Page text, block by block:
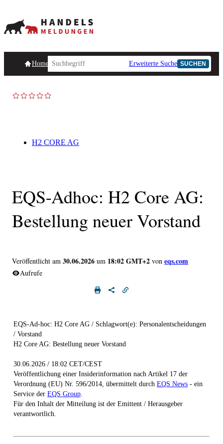
HomepageHandelsmeldungen Ad-Hoc-Meldungen
Erweiterte Suche SUCHEN
H2 CORE AG
EQS-Adhoc: H2 Core AG:
Bestellung neuer Vorstand
Veröffentlicht am 30.06.2026 um 18:02 GMT+2 von eqs.com
Aufrufe
EQS-Ad-hoc: H2 Core AG / Schlagwort(e): Personalentscheidungen
/ Vorstand
H2 Core AG: Bestellung neuer Vorstand
30.06.2026 / 18:02 CET/CEST
Veröffentlichung einer Insiderinformation nach Artikel 17 der
Verordnung (EU) Nr. 596/2014, übermittelt durch EQS News - ein
Service der EQS Group
Für den Inhalt der Mitteilung ist der Emittent / Herausgeber
verantwortlich.